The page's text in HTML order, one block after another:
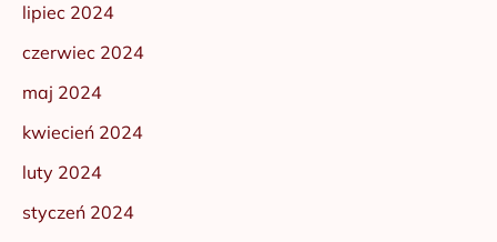
lipiec 2024
czerwiec 2024
maj 2024
kwiecień 2024
luty 2024
styczeń 2024